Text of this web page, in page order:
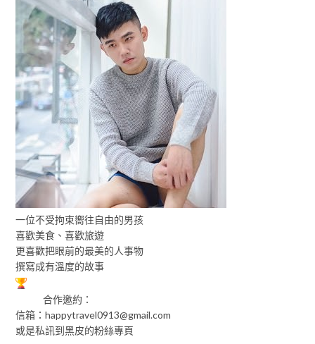
一位不受拘束嚮往自由的男孩
喜歡美食、喜歡旅遊
更喜歡把眼前的最美的人事物
撰寫成有溫度的故事
合作邀約：
信箱：happytravel0913@gmail.com
或是私訊到黑皮的粉絲專頁